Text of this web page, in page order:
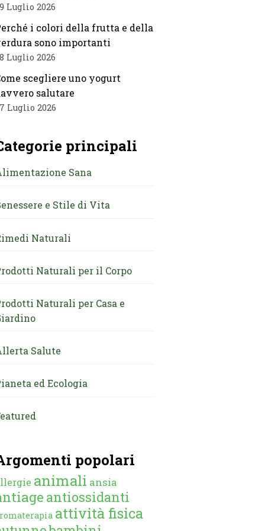
Luglio 2026
i colori della frutta e della
sono importanti
Luglio 2026
scegliere uno yogurt
salutare
Luglio 2026
principali
Sana
e Stile di Vita
Naturali
Naturali per il Corpo
Naturali per Casa e
Salute
ed Ecologia
popolari
animali ansia
antiossidanti
attività fisica